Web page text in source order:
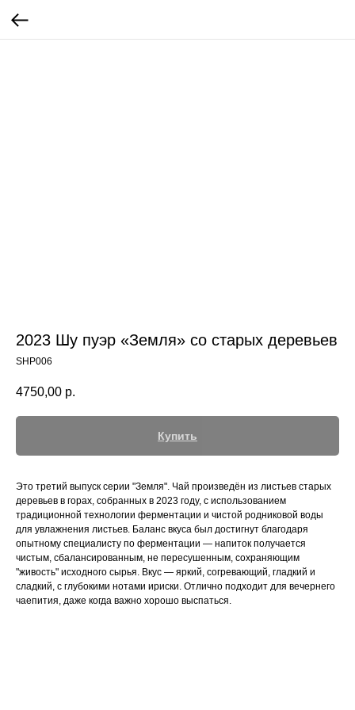
2023 Шу пуэр «Земля» со старых деревьев
SHP006
4750,00 р.
Купить
Это третий выпуск серии "Земля". Чай произведён из листьев старых
деревьев в горах, собранных в 2023 году, с использованием
традиционной технологии ферментации и чистой родниковой воды
для увлажнения листьев. Баланс вкуса был достигнут благодаря
опытному специалисту по ферментации — напиток получается
чистым, сбалансированным, не пересушенным, сохраняющим
"живость" исходного сырья. Вкус — яркий, согревающий, гладкий и
сладкий, с глубокими нотами ириски. Отлично подходит для вечернего
чаепития, даже когда важно хорошо выспаться.